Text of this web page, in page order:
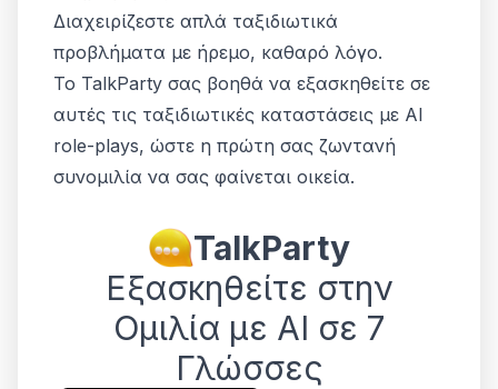
Διαχειρίζεστε απλά ταξιδιωτικά
προβλήματα με ήρεμο, καθαρό λόγο.
Το TalkParty σας βοηθά να εξασκηθείτε σε
αυτές τις ταξιδιωτικές καταστάσεις με AI
role-plays, ώστε η πρώτη σας ζωντανή
συνομιλία να σας φαίνεται οικεία.
TalkParty
Εξασκηθείτε στην
Ομιλία με AI σε 7
Γλώσσες